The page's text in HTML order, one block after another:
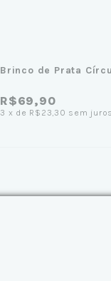
Brinco de Prata
R$69,90
3 x de R$23,30 sem juros